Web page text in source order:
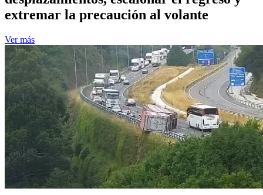
extremar la precaución al volante
Ver más